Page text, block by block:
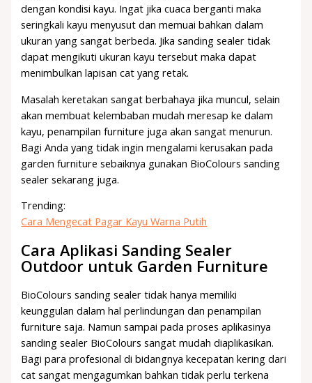
dengan kondisi kayu. Ingat jika cuaca berganti maka
seringkali kayu menyusut dan memuai bahkan dalam
ukuran yang sangat berbeda. Jika sanding sealer tidak
dapat mengikuti ukuran kayu tersebut maka dapat
menimbulkan lapisan cat yang retak.
Masalah keretakan sangat berbahaya jika muncul, selain
akan membuat kelembaban mudah meresap ke dalam
kayu, penampilan furniture juga akan sangat menurun.
Bagi Anda yang tidak ingin mengalami kerusakan pada
garden furniture sebaiknya gunakan BioColours sanding
sealer sekarang juga.
Trending:
Cara Mengecat Pagar Kayu Warna Putih
Cara Aplikasi Sanding Sealer
Outdoor untuk Garden Furniture
BioColours sanding sealer tidak hanya memiliki
keunggulan dalam hal perlindungan dan penampilan
furniture saja. Namun sampai pada proses aplikasinya
sanding sealer BioColours sangat mudah diaplikasikan.
Bagi para profesional di bidangnya kecepatan kering dari
cat sangat mengagumkan bahkan tidak perlu terkena